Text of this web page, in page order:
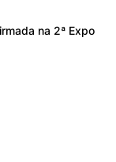
na 2ª Expo